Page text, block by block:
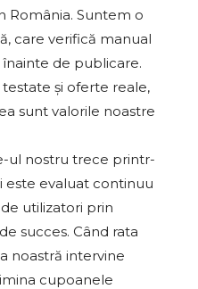
România. Suntem o
care verifică manual
de publicare.
și oferte reale,
sunt valorile noastre
ul nostru trece printr-
este evaluat continuu
utilizatori prin
succes. Când rata
noastră intervine
cupoanele